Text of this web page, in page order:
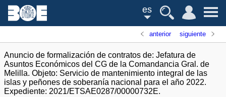
es
anterior siguiente
Anuncio de formalización de contratos de: Jefatura de
Asuntos Económicos del CG de la Comandancia Gral. de
Melilla. Objeto: Servicio de mantenimiento integral de las
islas y peñones de soberanía nacional para el año 2022.
Expediente: 2021/ETSAE0287/00000732E.